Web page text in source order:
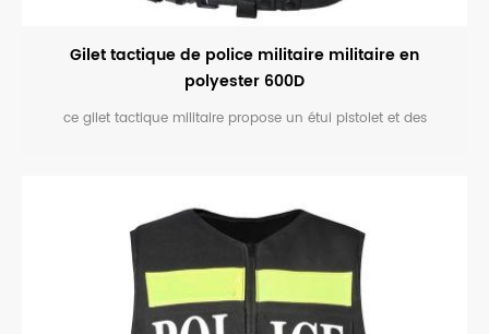
Gilet tactique de police militaire militaire en
polyester 600D
ce gilet tactique militaire propose un étui pistolet et des